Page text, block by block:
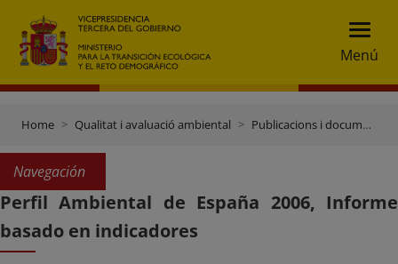
Menú
Home Qualitat i avaluació ambiental Publicacions i documentació
Navegación
Perfil Ambiental de España 2006, Informe
basado en indicadores